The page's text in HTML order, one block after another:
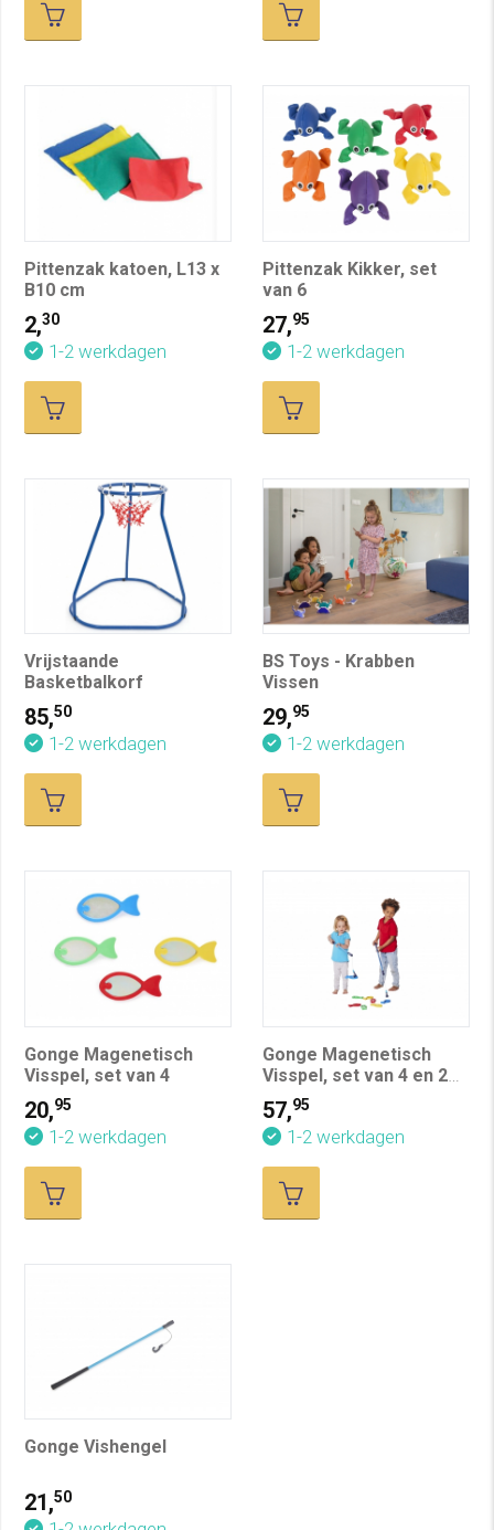
Pittenzak katoen, L13 x
B10 cm
2,30
1-2 werkdagen
Pittenzak Kikker, set
van 6
27,95
1-2 werkdagen
Vrijstaande
Basketbalkorf
85,50
1-2 werkdagen
BS Toys - Krabben
Vissen
29,95
1-2 werkdagen
Gonge Magenetisch
Visspel, set van 4
20,95
1-2 werkdagen
Gonge Magenetisch
Visspel, set van 4 en 2
hengels
57,95
1-2 werkdagen
Gonge Vishengel
21,50